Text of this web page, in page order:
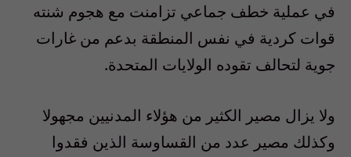
في عملية خطف جماعي تزامنت مع هجوم شنته
قوات كردية في نفس المنطقة بدعم من غارات
جوية لتحالف تقوده الولايات المتحدة.
ولا يزال مصير الكثير من هؤلاء المدنيين مجهولا
وكذلك مصير عدد من القساوسة الذين فقدوا